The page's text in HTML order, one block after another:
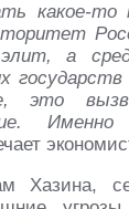
какое-то
элит, а
государств
это
Хазина,